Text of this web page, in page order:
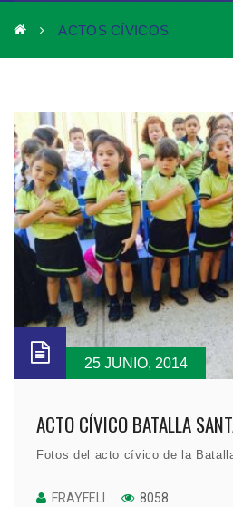
ACTOS CÍVICOS
25 JUNIO, 2014
ACTO CÍVICO BATALLA
Fotos del acto cívico de la
FRAYFELI 8058